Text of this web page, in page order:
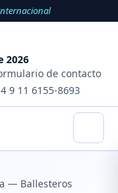
2026
de contacto
9 11 6155-8693
— Ballesteros